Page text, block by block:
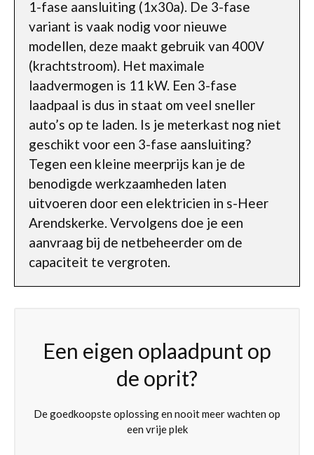
1-fase aansluiting (1x30a). De 3-fase
variant is vaak nodig voor nieuwe
modellen, deze maakt gebruik van 400V
(krachtstroom). Het maximale
laadvermogen is 11 kW. Een 3-fase
laadpaal is dus in staat om veel sneller
auto’s op te laden. Is je meterkast nog niet
geschikt voor een 3-fase aansluiting?
Tegen een kleine meerprijs kan je de
benodigde werkzaamheden laten
uitvoeren door een elektricien in s-Heer
Arendskerke. Vervolgens doe je een
aanvraag bij de netbeheerder om de
capaciteit te vergroten.
Een eigen oplaadpunt op
de oprit?
De goedkoopste oplossing en nooit meer wachten op
een vrije plek